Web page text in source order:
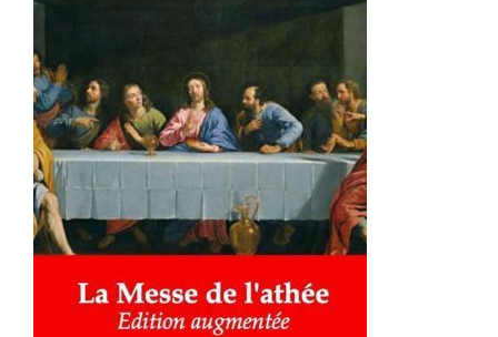
AJOUTER AU PANIER / DÉTAILS